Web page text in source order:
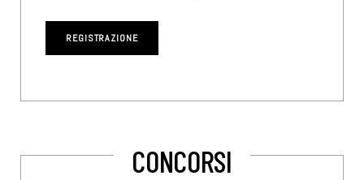
CONCORSI